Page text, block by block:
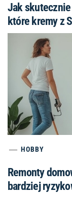
Jak
które kremy z
HOBBY
Remonty
bardziej